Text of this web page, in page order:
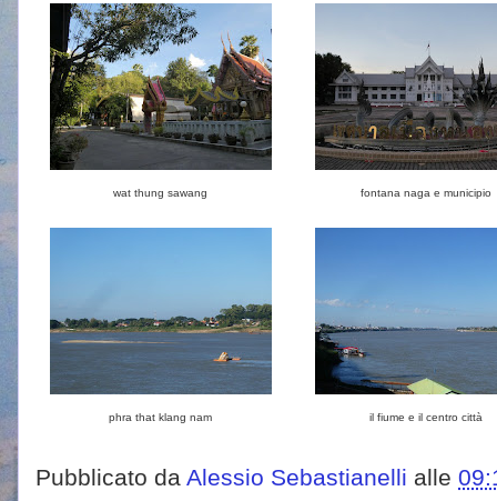
wat thung sawang fontana naga e municipio
phra that klang nam il fiume e il centro città
Pubblicato da Alessio Sebastianelli alle